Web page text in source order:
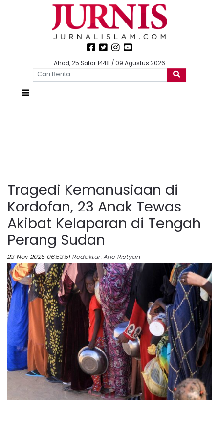
Ahad, 25 Safar 1448 / 09 Agustus 2026
Tragedi Kemanusiaan di
Kordofan, 23 Anak Tewas
Akibat Kelaparan di Tengah
Perang Sudan
23 Nov 2025 06:53:51 Redaktur: Arie Ristyan